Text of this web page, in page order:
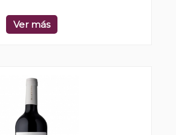
Ver más